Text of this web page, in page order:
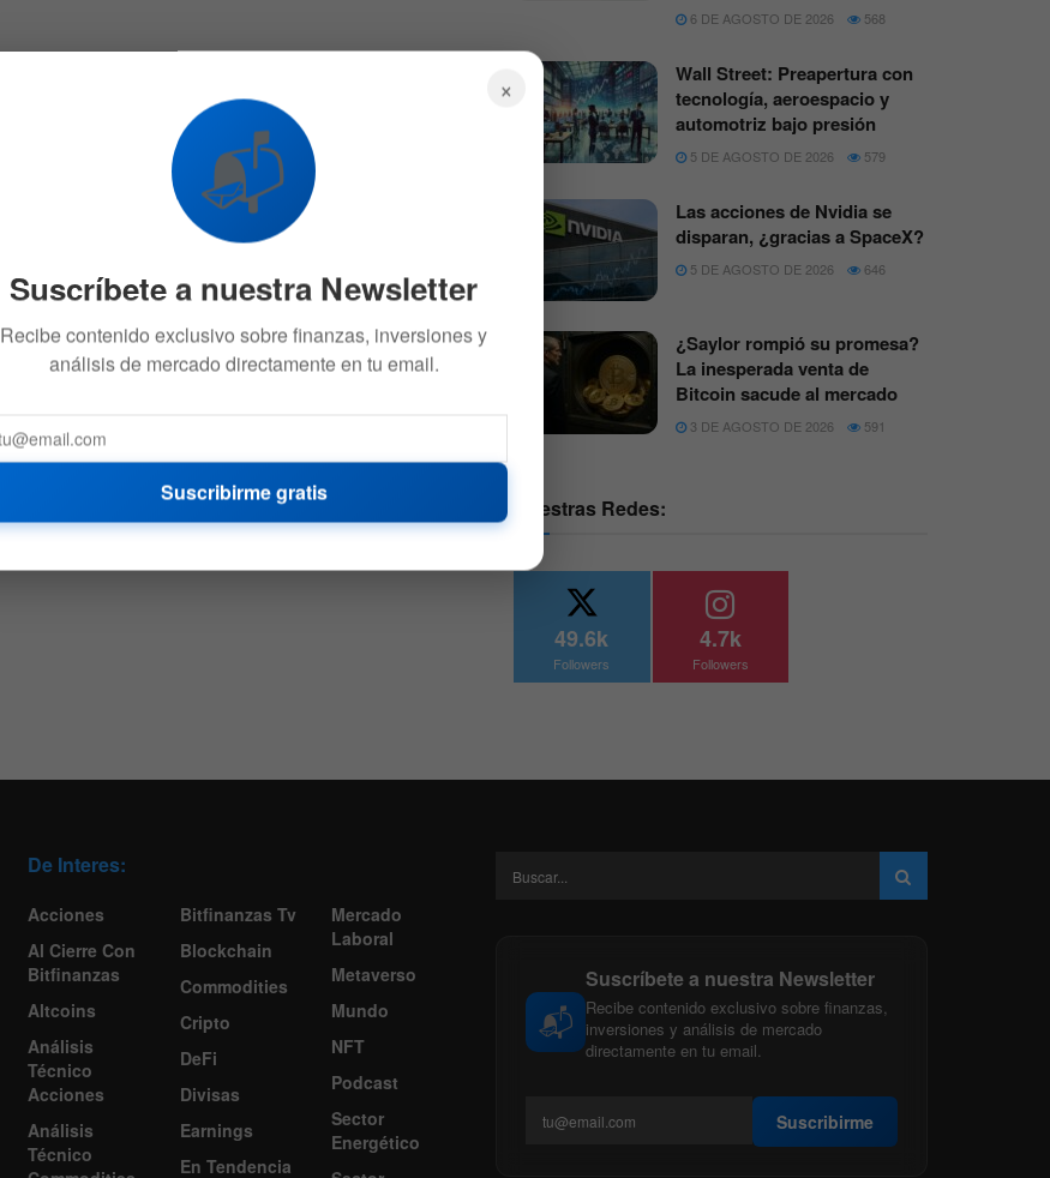
6 DE AGOSTO DE 2026 568
Wall Street: Preapertura con
tecnología, aeroespacio y
automotriz bajo presión
5 DE AGOSTO DE 2026 579
Las acciones de Nvidia se
disparan, ¿gracias a SpaceX?
5 DE AGOSTO DE 2026 646
¿Saylor rompió su promesa?
La inesperada venta de
Bitcoin sacude al mercado
3 DE AGOSTO DE 2026 591
Nuestras Redes:
49.6k
Followers
4.7k
Followers
De Interes:
Acciones
Al Cierre Con
Bitfinanzas
Altcoins
Análisis
Técnico
Acciones
Análisis
Técnico
Bitfinanzas Tv
Blockchain
Commodities
Cripto
DeFi
Divisas
Earnings
En Tendencia
Mercado
Laboral
Metaverso
Mundo
NFT
Podcast
Sector
Energético
📬
Suscríbete a nuestra Newsletter
Recibe contenido exclusivo sobre finanzas,
inversiones y análisis de mercado
directamente en tu email.
Suscribirme
×
📬
Suscríbete a nuestra Newsletter
Recibe contenido exclusivo sobre finanzas, inversiones y
análisis de mercado directamente en tu email.
Suscribirme gratis